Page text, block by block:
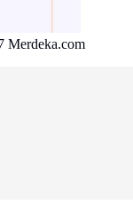
Merdeka.com